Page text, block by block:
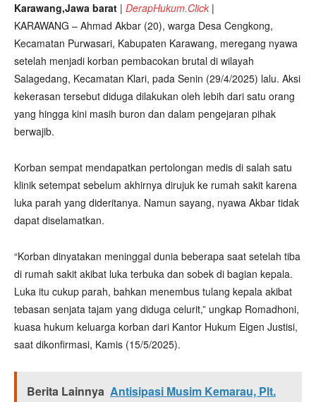
Karawang,Jawa barat | DerapHukum.Click |
KARAWANG – Ahmad Akbar (20), warga Desa Cengkong,
Kecamatan Purwasari, Kabupaten Karawang, meregang nyawa
setelah menjadi korban pembacokan brutal di wilayah
Salagedang, Kecamatan Klari, pada Senin (29/4/2025) lalu. Aksi
kekerasan tersebut diduga dilakukan oleh lebih dari satu orang
yang hingga kini masih buron dan dalam pengejaran pihak
berwajib.
Korban sempat mendapatkan pertolongan medis di salah satu
klinik setempat sebelum akhirnya dirujuk ke rumah sakit karena
luka parah yang dideritanya. Namun sayang, nyawa Akbar tidak
dapat diselamatkan.
“Korban dinyatakan meninggal dunia beberapa saat setelah tiba
di rumah sakit akibat luka terbuka dan sobek di bagian kepala.
Luka itu cukup parah, bahkan menembus tulang kepala akibat
tebasan senjata tajam yang diduga celurit,” ungkap Romadhoni,
kuasa hukum keluarga korban dari Kantor Hukum Eigen Justisi,
saat dikonfirmasi, Kamis (15/5/2025).
Berita Lainnya Antisipasi Musim Kemarau, Plt.